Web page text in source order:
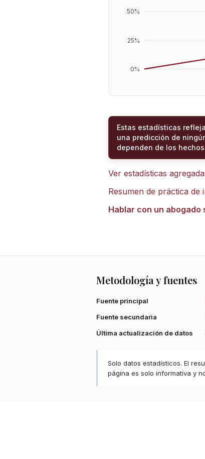
0%
25%
50%
Estas estadísticas
una predicción de
dependen de los
Ver estadísticas
Resumen de práctica de
Hablar con un abogado
Metodología y fuentes
Fuente principal
Fuente secundaria
Última actualización de datos
Solo datos estadísticos. El
página es solo informativa y